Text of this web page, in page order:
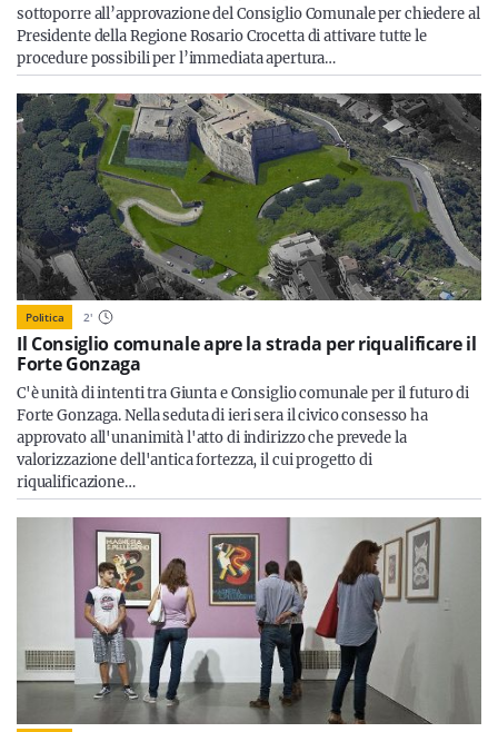
sottoporre all’approvazione del Consiglio Comunale per chiedere al
Presidente della Regione Rosario Crocetta di attivare tutte le
procedure possibili per l’immediata apertura…
Politica 2'
Il Consiglio comunale apre la strada per riqualificare il
Forte Gonzaga
C'è unità di intenti tra Giunta e Consiglio comunale per il futuro di
Forte Gonzaga. Nella seduta di ieri sera il civico consesso ha
approvato all'unanimità l'atto di indirizzo che prevede la
valorizzazione dell'antica fortezza, il cui progetto di
riqualificazione…